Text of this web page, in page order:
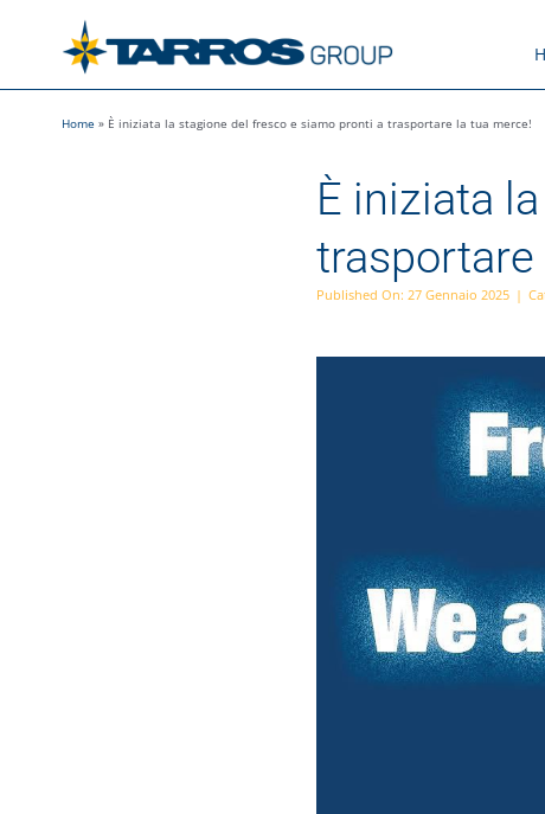
contenuto
Home » È iniziata la stagione del fresco e siamo pronti a trasportare la tua merce!
È iniziata
trasportare
Published On: 27 Gennaio 2025 |